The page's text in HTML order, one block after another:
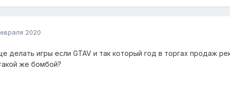
2020
делать игры если GTAV и так который год в торгах продаж
же бомбой?